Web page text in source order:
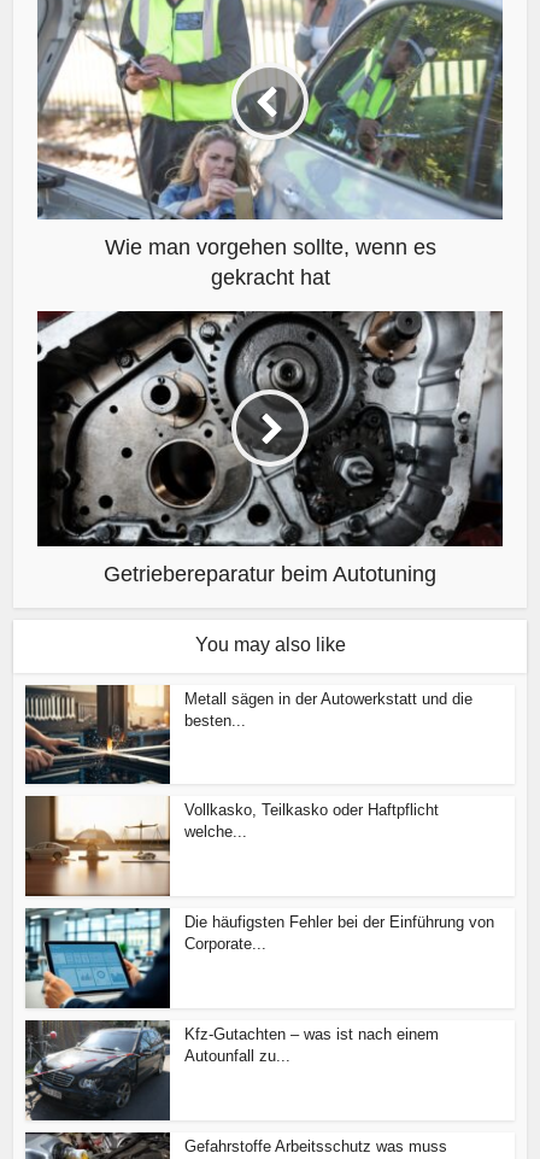
Wie man vorgehen sollte, wenn es
gekracht hat
Getriebereparatur beim Autotuning
You may also like
Metall sägen in der Autowerkstatt und die
besten...
Vollkasko, Teilkasko oder Haftpflicht
welche...
Die häufigsten Fehler bei der Einführung von
Corporate...
Kfz-Gutachten – was ist nach einem
Autounfall zu...
Gefahrstoffe Arbeitsschutz was muss